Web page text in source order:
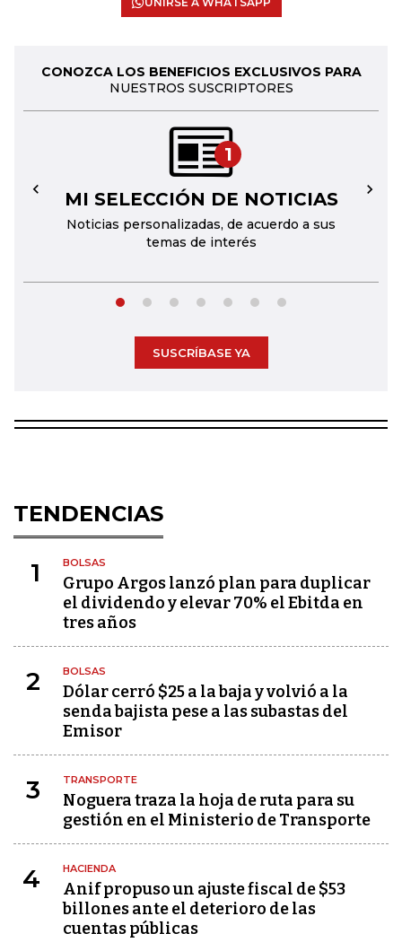
CONOZCA LOS BENEFICIOS EXCLUSIVOS PARA
NUESTROS SUSCRIPTORES
1
MI SELECCIÓN DE NOTICIAS
Noticias personalizadas, de acuerdo a sus
temas de interés
← →
SUSCRÍBASE YA
TENDENCIAS
1 BOLSAS
Grupo Argos lanzó plan para duplicar
el dividendo y elevar 70% el Ebitda en
tres años
2 BOLSAS
Dólar cerró $25 a la baja y volvió a la
senda bajista pese a las subastas del
Emisor
3 TRANSPORTE
Noguera traza la hoja de ruta para su
gestión en el Ministerio de Transporte
4 HACIENDA
Anif propuso un ajuste fiscal de $53
billones ante el deterioro de las
cuentas públicas